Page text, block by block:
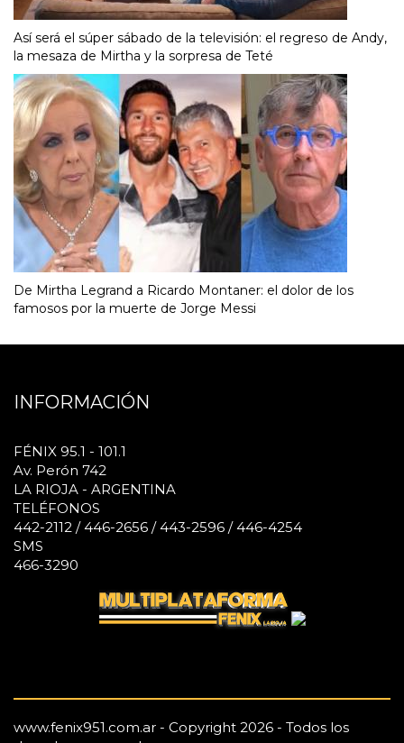
Así será el súper sábado de la televisión: el regreso de Andy,
la mesaza de Mirtha y la sorpresa de Teté
De Mirtha Legrand a Ricardo Montaner: el dolor de los
famosos por la muerte de Jorge Messi
INFORMACIÓN
FÉNIX 95.1 - 101.1
Av. Perón 742
LA RIOJA - ARGENTINA
TELÉFONOS
442-2112 / 446-2656 / 443-2596 / 446-4254
SMS
466-3290
www.fenix951.com.ar - Copyright 2026 - Todos los